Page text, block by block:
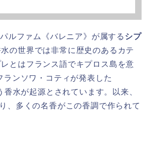
ルファム《バレニア》が属する シプ
の世界では非常に歴史のあるカテ
とはフランス語でキプロス島を意
ランソワ・コティが発表した
香水が起源とされています。以来、
、多くの名香がこの香調で作られて